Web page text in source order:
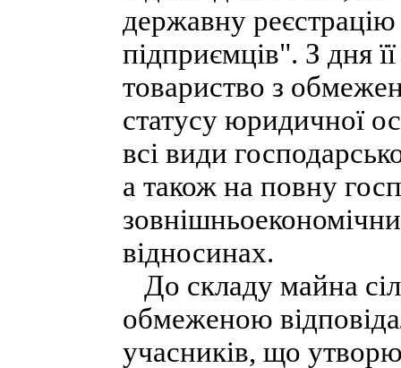
державну
підприємців". З дня
товариство з
статусу юридичної
всі види
а також на повну
відносинах.
До складу майна
обмеженою
учасників, що